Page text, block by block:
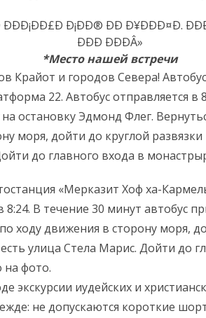
*Место нашей встречи
и городов Севера!
22. Автобус отправляется в
остановку Эдмонд Флег.
моря, дойти до круглой
до главного входа в
«Мерказит Хоф ха-
8:24. В течение 30 минут автобус
ходу движения в сторону моря,
улица Стела Марис. Дойти до
на фото.
экскурсии иудейских и
не допускаются короткие